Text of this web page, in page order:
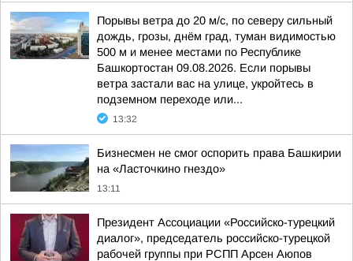
Порывы ветра до 20 м/с, по северу сильный
дождь, грозы, днём град, туман видимостью
500 м и менее местами по Республике
Башкортостан 09.08.2026. Если порывы
ветра застали вас на улице, укройтесь в
подземном переходе или...
13:32
Бизнесмен не смог оспорить права Башкирии
на «Ласточкино гнездо»
13:11
Президент Ассоциации «Российско-турецкий
диалог», председатель российско-турецкой
рабочей группы при РСПП Арсен Аюпов